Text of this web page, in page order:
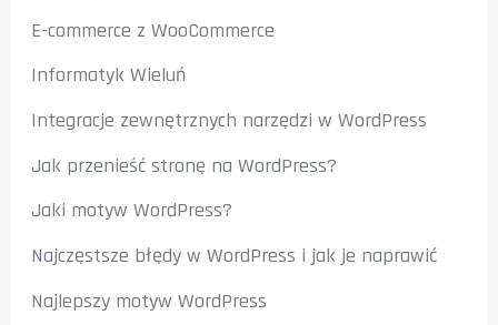
E-commerce z WooCommerce
Informatyk Wieluń
Integracje zewnętrznych narzędzi w WordPress
Jak przenieść stronę na WordPress?
Jaki motyw WordPress?
Najczęstsze błędy w WordPress i jak je naprawić
Najlepszy motyw WordPress